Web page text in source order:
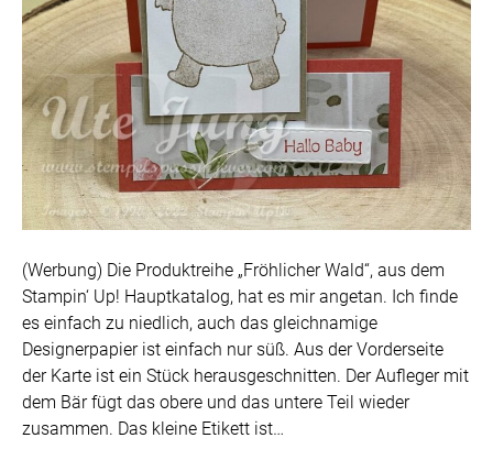
(Werbung) Die Produktreihe „Fröhlicher Wald“, aus dem
Stampin‘ Up! Hauptkatalog, hat es mir angetan. Ich finde
es einfach zu niedlich, auch das gleichnamige
Designerpapier ist einfach nur süß. Aus der Vorderseite
der Karte ist ein Stück herausgeschnitten. Der Aufleger mit
dem Bär fügt das obere und das untere Teil wieder
zusammen. Das kleine Etikett ist…